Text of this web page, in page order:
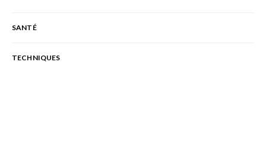
SANTÉ
TECHNIQUES